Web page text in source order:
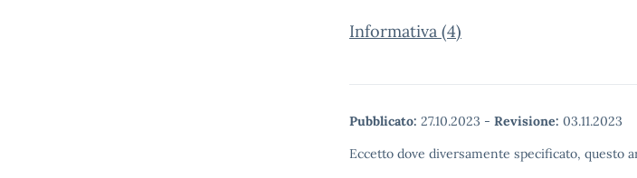
Informativa (4)
Pubblicato: 27.10.2023 - Revisione: 03.11.2023
Eccetto dove diversamente specificato, questo